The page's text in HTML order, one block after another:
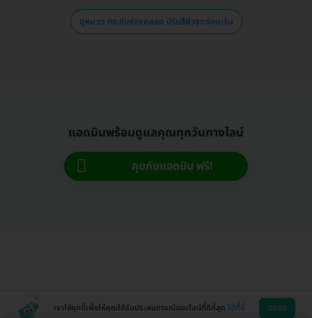
ดูหมวด กระชับช่องคลอด ปรับสีผิวจุดซ่อนเร้น
แอดมินพร้อมดูแลคุณทุกวันทางไลน์
คุยกับแอดมิน ฟรี!
เราใช้คุกกี้เพื่อให้คุณได้รับประสบการณ์ออนไลน์ที่ดีที่สุด ได้ที่นี่ ตกลง